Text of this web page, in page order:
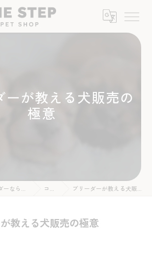
ーが教える犬販売の
極意
三重県のブリーダーならONE STEP コラム ブリーダーが教える犬販売の極意
教える犬販売の極意